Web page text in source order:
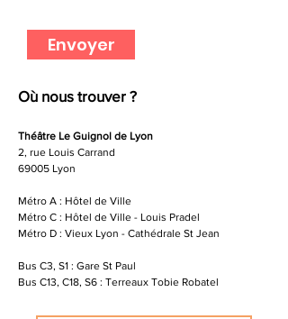
Envoyer
Où nous trouver ?
Théâtre Le Guignol de Lyon
2, rue Louis Carrand
69005 Lyon
Métro A : Hôtel de Ville
Métro C : Hôtel de Ville - Louis Pradel
Métro D : Vieux Lyon - Cathédrale St Jean​
Bus C3, S1 : Gare St Paul
Bus C13, C18, S6 : Terreaux Tobie Robatel